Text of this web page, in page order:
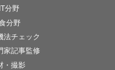
IT分野
分野
法チェック
家記事監修
・撮影